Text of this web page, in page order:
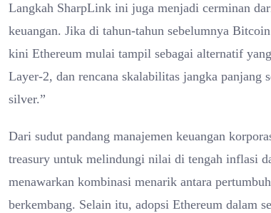
Langkah SharpLink ini juga menjadi cerminan
keuangan. Jika di tahun-tahun sebelumnya
kini Ethereum mulai tampil sebagai alternatif
Layer-2, dan rencana skalabilitas jangka panjang
silver.”
Dari sudut pandang manajemen keuangan
treasury untuk melindungi nilai di tengah inflasi
menawarkan kombinasi menarik antara
berkembang. Selain itu, adopsi Ethereum dalam